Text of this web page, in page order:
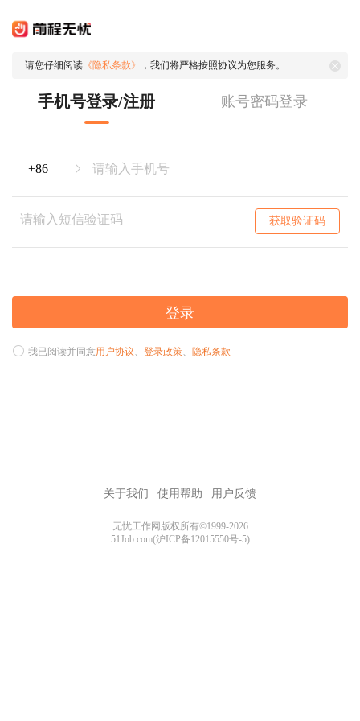
请您仔细阅读 《隐私条款》 ，我们将严格按照协议为您服务。
手机号登录/注册 账号密码登录
获取验证码
登录
我已阅读并同意用户协议、 登录政策、 隐私条款
关于我们 使用帮助 用户反馈
无忧工作网版权所有©1999-2026
51Job.com(沪ICP备12015550号-5)